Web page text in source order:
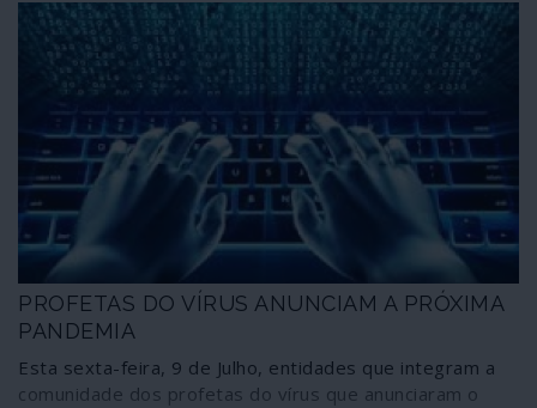
eventos últimos. Um documento (datado de 1998 e hoje
de acesso público) publicado pela “National Security
Research Division”' da RAND Corporation, instituição de
pesquisa ligada aos meios militares norte-americanos,
coloca como único objectivo a mudança de regime, ou
seja, o abandono da via socialista seguida por Cuba,
estabelecendo uma metodologia para alcançar aquele
propósito.
PROFETAS DO VÍRUS ANUNCIAM A PRÓXIMA
PANDEMIA
Esta sexta-feira, 9 de Julho, entidades que integram a
comunidade dos profetas do vírus que anunciaram o